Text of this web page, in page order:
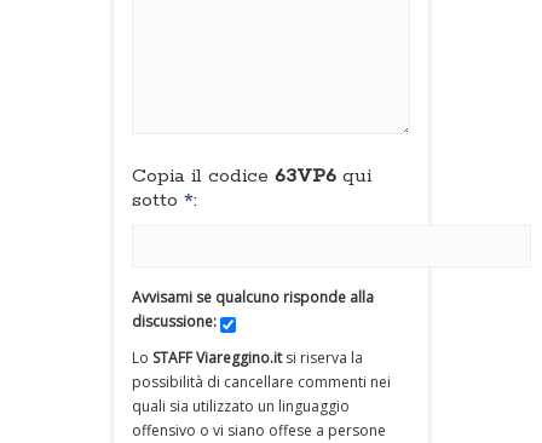
Copia il codice 63VP6 qui
sotto *:
Avvisami se qualcuno risponde alla
discussione:
Lo STAFF Viareggino.itsi riserva la
possibilità di cancellare commenti nei
quali sia utilizzato un linguaggio
offensivo o vi siano offese a persone